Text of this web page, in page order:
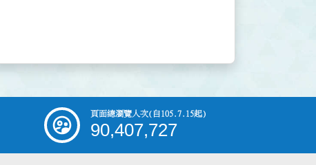
頁面總瀏覽人次(自105.7.15起)
90,407,727